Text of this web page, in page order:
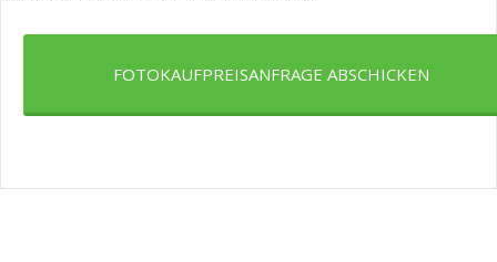
FOTOKAUFPREISANFRAGE ABSCHICKEN